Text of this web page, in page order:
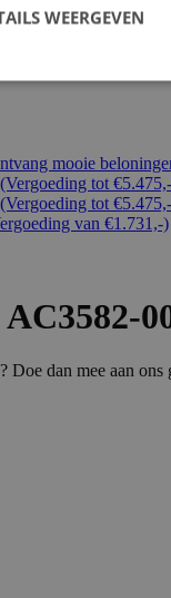
mooie
tot
tot
van €1.731,-)
dan mee aan
WEERGEVEN